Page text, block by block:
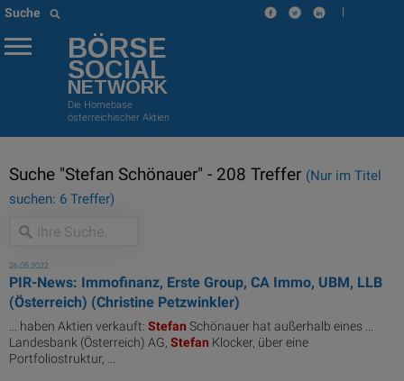
Suche |
BÖRSE
SOCIAL
NETWORK
Die Homebase
österreichischer Aktien
Suche "Stefan Schönauer" - 208 Treffer (Nur im Titel
suchen: 6 Treffer)
26.05.2022
PIR-News: Immofinanz, Erste Group, CA Immo, UBM, LLB
(Österreich) (Christine Petzwinkler)
... haben Aktien verkauft: Stefan Schönauer hat außerhalb eines ...
Landesbank (Österreich) AG, Stefan Klocker, über eine
Portfoliostruktur, ...